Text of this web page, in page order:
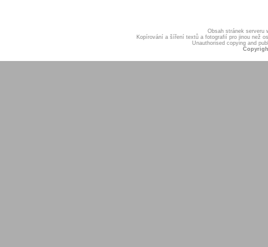
Obsah stránek serveru
Kopírování a šíření textů a fotografií pro jinou než
Unauthorised copying and